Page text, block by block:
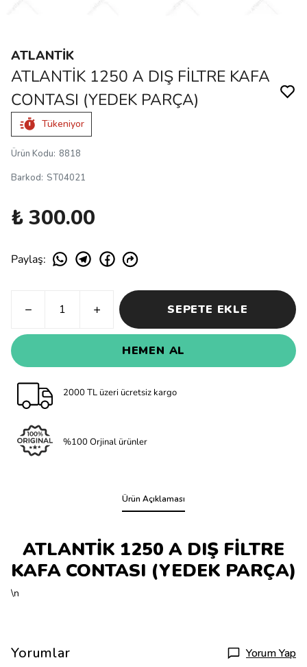
ATLANTİK
ATLANTİK 1250 A DIŞ FİLTRE KAFA
CONTASI (YEDEK PARÇA)
Tükeniyor
Ürün Kodu: 8818
Barkod: ST04021
₺ 300.00
Paylaş:
SEPETE EKLE
HEMEN AL
2000 TL üzeri ücretsiz kargo
%100 Orjinal ürünler
Ürün Açıklaması
ATLANTİK 1250 A DIŞ FİLTRE
KAFA CONTASI (YEDEK PARÇA)
\n
Yorumlar Yorum Yap